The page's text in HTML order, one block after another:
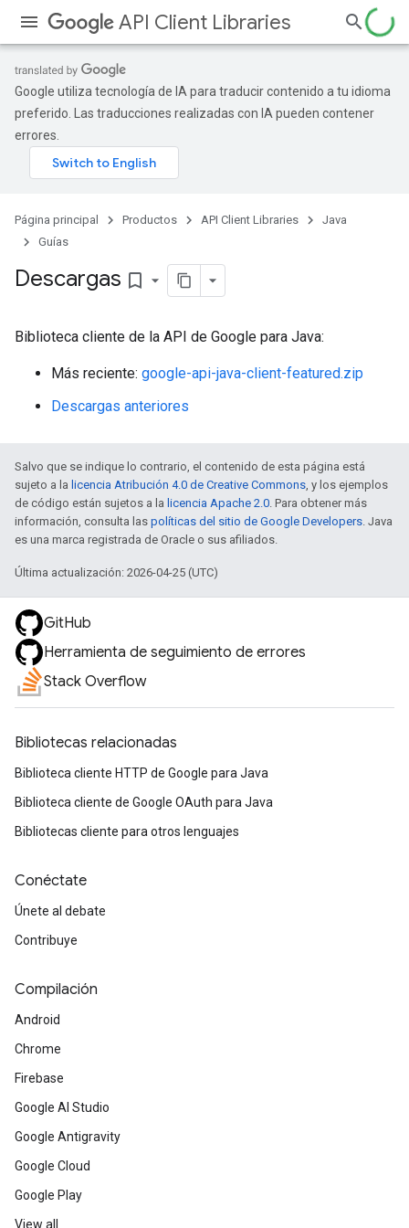
API Client Libraries
Google utiliza tecnología de IA para traducir contenido a tu idioma
preferido. Las traducciones realizadas con IA pueden contener
errores.
Página principal Productos API Client Libraries
Java
Guías
Descargas bookmark_border
Biblioteca cliente de la API de Google para Java:
Más reciente: google-api-java-client-featured.zip
Descargas anteriores
Salvo que se indique lo contrario, el contenido de esta página está
sujeto a la licencia Atribución 4.0 de Creative Commons, y los ejemplos
de código están sujetos a la licencia Apache 2.0. Para obtener más
información, consulta las políticas del sitio de Google Developers. Java
es una marca registrada de Oracle o sus afiliados.
Última actualización: 2026-04-25 (UTC)
GitHub
Herramienta de seguimiento de errores
Stack Overflow
Bibliotecas relacionadas
Biblioteca cliente HTTP de Google para Java
Biblioteca cliente de Google OAuth para Java
Bibliotecas cliente para otros lenguajes
Conéctate
Únete al debate
Contribuye
Compilación
Android
Chrome
Firebase
Google AI Studio
Google Antigravity
Google Cloud
Google Play
View all